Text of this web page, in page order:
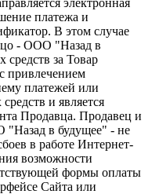
платежа и
В этом случае
- ООО "Назад в
за Товар
привлечением
платежей или
и является
Продавца. Продавец и
"Назад в будущее" - не
в работе Интернет-
возможности
формы оплаты
Сайта или